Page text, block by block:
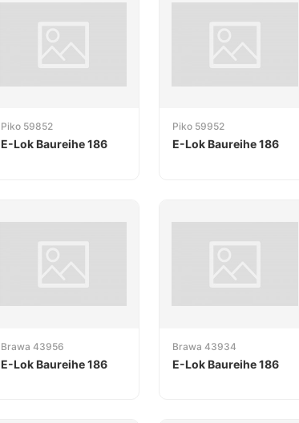
Piko 59852
E-Lok Baureihe 186
Piko 59952
E-Lok Baureihe 186
Brawa 43956
E-Lok Baureihe 186
Brawa 43934
E-Lok Baureihe 186